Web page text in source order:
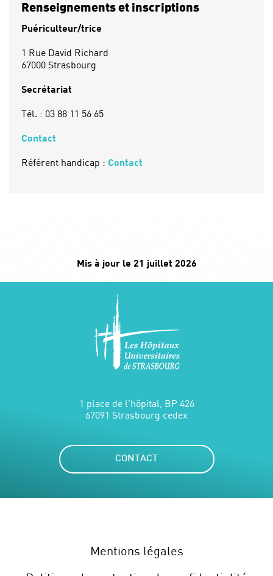
Renseignements et inscriptions
Puériculteur/trice
1 Rue David Richard
67000 Strasbourg
Secrétariat
Tél. : 03 88 11 56 65
Contact
Référent handicap : Contact
Mis à jour le 21 juillet 2026
1 place de l'hôpital, BP 426
67091 Strasbourg cedex
CONTACT
Mentions légales